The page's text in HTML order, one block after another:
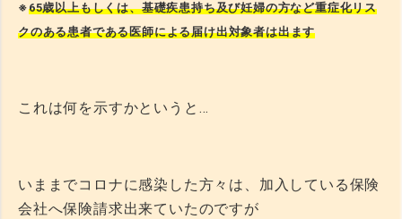
※65歳以上もしくは、基礎疾患持ち及び妊婦の方など重症化リス
クのある患者である医師による届け出対象者は出ます
これは何を示すかというと…
いままでコロナに感染した方々は、加入している保険
会社へ保険請求出来ていたのですが